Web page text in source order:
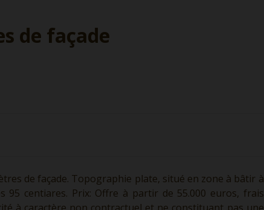
de façade
de façade. Topographie plate, situé en zone à bâtir à
95 centiares. Prix: Offre à partir de 55.000 euros, frais
à caractère non contractuel et ne constituant pas une